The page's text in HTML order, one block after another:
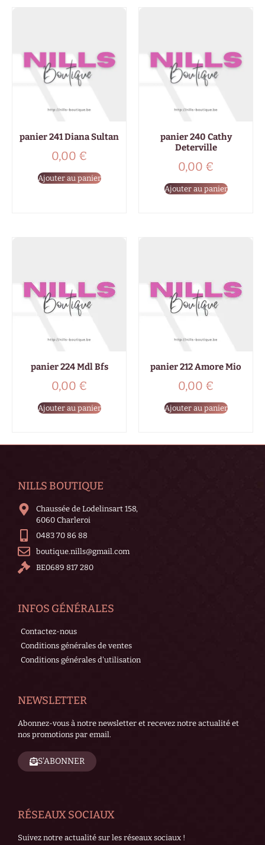
panier 241 Diana Sultan
0,00 €
Ajouter au panier
panier 240 Cathy
Deterville
0,00 €
Ajouter au panier
panier 224 Mdl Bfs
0,00 €
Ajouter au panier
panier 212 Amore Mio
0,00 €
Ajouter au panier
NILLS BOUTIQUE
Chaussée de Lodelinsart 158,
6060 Charleroi
0483 70 86 88
boutique.nills@gmail.com
BE0689 817 280
INFOS GÉNÉRALES
Contactez-nous
Conditions générales de ventes
Conditions générales d'utilisation
NEWSLETTER
Abonnez-vous à notre newsletter et recevez notre actualité et
nos promotions par email.
S'ABONNER
RÉSEAUX SOCIAUX
Suivez notre actualité sur les réseaux sociaux !